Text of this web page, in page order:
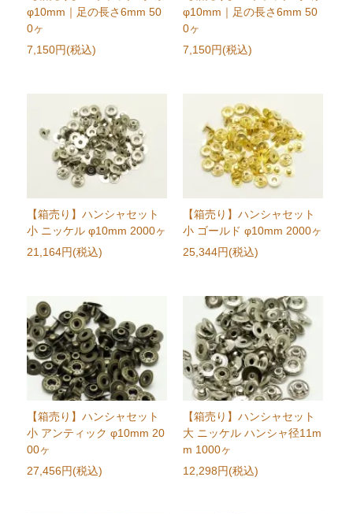
φ10mm｜足の長さ6mm 50
0ヶ
7,150円(税込)
φ10mm｜足の長さ6mm 50
0ヶ
7,150円(税込)
【箱売り】ハンシャセット
小 ニッケル φ10mm 2000ヶ
21,164円(税込)
【箱売り】ハンシャセット
小 ゴールド φ10mm 2000ヶ
25,344円(税込)
【箱売り】ハンシャセット
小 アンティック φ10mm 20
00ヶ
27,456円(税込)
【箱売り】ハンシャセット
大 ニッケル ハンシャ径11m
m 1000ヶ
12,298円(税込)